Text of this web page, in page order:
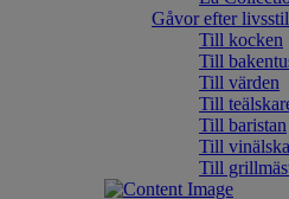
Gåvor efter livsstil
Till kocken
Till
Till värden
Till
Till baristan
Till
Till